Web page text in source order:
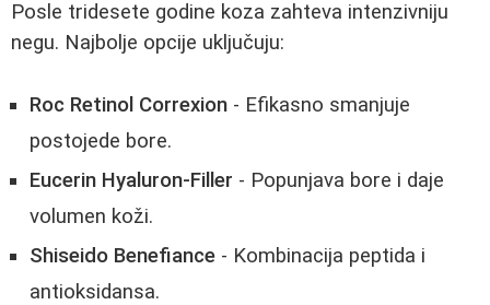
Posle tridesete godine koza zahteva intenzivniju
negu. Najbolje opcije uključuju:
Roc Retinol Correxion - Efikasno smanjuje
postojede bore.
Eucerin Hyaluron-Filler - Popunjava bore i daje
volumen koži.
Shiseido Benefiance - Kombinacija peptida i
antioksidansa.